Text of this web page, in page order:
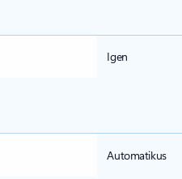
Igen
Automatikus